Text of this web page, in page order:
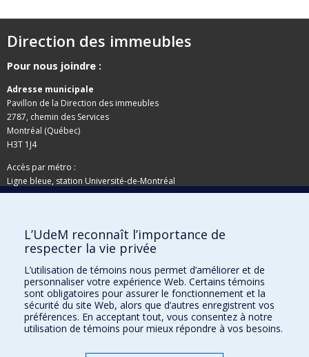
Direction des immeubles
Pour nous joindre :
Adresse municipale
Pavillon de la Direction des immeubles
2787, chemin des Services
Montréal (Québec)
H3T 1J4
Accès par métro :
Ligne bleue, station Université-de-Montréal
Pavillon de la Direction des immeubles
C.P. 6128, succursale Centre-ville
Montréal (Québec)
H3C 3J7
Besoin d'aide ?
Joindre l'équipe
L’UdeM reconnaît l’importance de
respecter la vie privée
L’utilisation de témoins nous permet d’améliorer et de
personnaliser votre expérience Web. Certains témoins
sont obligatoires pour assurer le fonctionnement et la
sécurité du site Web, alors que d’autres enregistrent vos
préférences. En acceptant tout, vous consentez à notre
utilisation de témoins pour mieux répondre à vos besoins.